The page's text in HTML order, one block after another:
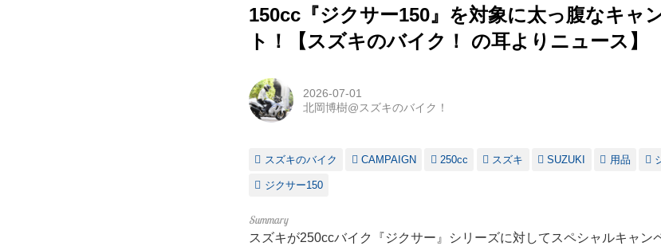
150cc『ジクサー150』を対象に太っ腹なキャ
ト！【スズキのバイク！ の耳よりニュース】
2026-07-01
北岡博樹@スズキのバイク！
スズキのバイク CAMPAIGN 250cc スズキ SUZUKI 用品
ジクサー150
スズキが250ccバイク『ジクサー』シリーズに対してスペシャルキャン